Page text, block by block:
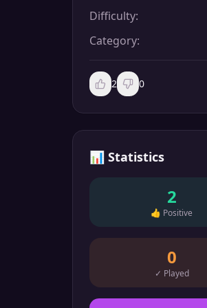
Difficulty:
Category:
2 0
📊 Statistics
2
👍 Positive
0
✓ Played